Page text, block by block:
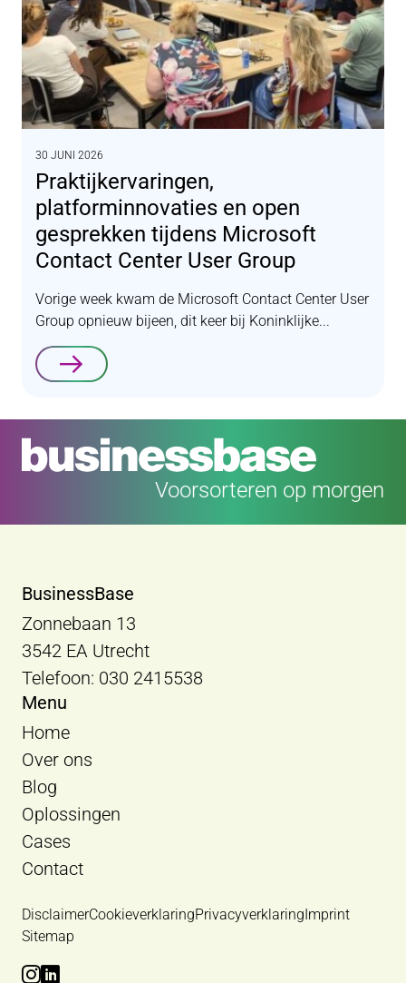
30 JUNI 2026
Praktijkervaringen,
platforminnovaties en open
gesprekken tijdens Microsoft
Contact Center User Group
Vorige week kwam de Microsoft Contact Center User
Group opnieuw bijeen, dit keer bij Koninklijke...
Lees verder
Voorsorteren op morgen
BusinessBase
Zonnebaan 13
3542 EA Utrecht
Telefoon: 030 2415538
Menu
Home
Over ons
Blog
Oplossingen
Cases
Contact
DisclaimerCookieverklaringPrivacyverklaring Imprint
Sitemap